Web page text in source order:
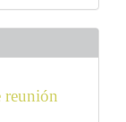
reunión